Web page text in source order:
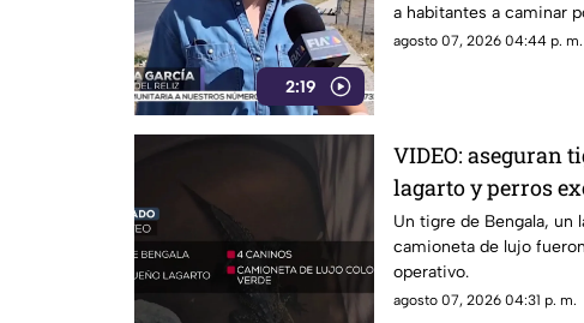
2:19
a habitantes a caminar
y piedras.
agosto 07, 2026 04:44 p. m.
VIDEO: aseguran
lagarto y perros
en Ciudad Juárez
Un tigre de Bengala, un
camioneta de lujo
operativo.
agosto 07, 2026 04:31 p. m.